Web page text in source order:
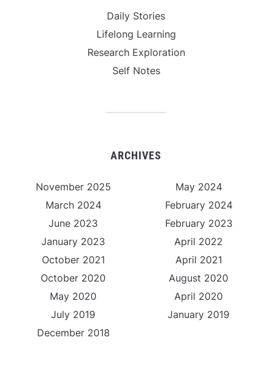
Daily Stories
Lifelong Learning
Research Exploration
Self Notes
ARCHIVES
November 2025
May 2024
March 2024
February 2024
June 2023
February 2023
January 2023
April 2022
October 2021
April 2021
October 2020
August 2020
May 2020
April 2020
July 2019
January 2019
December 2018